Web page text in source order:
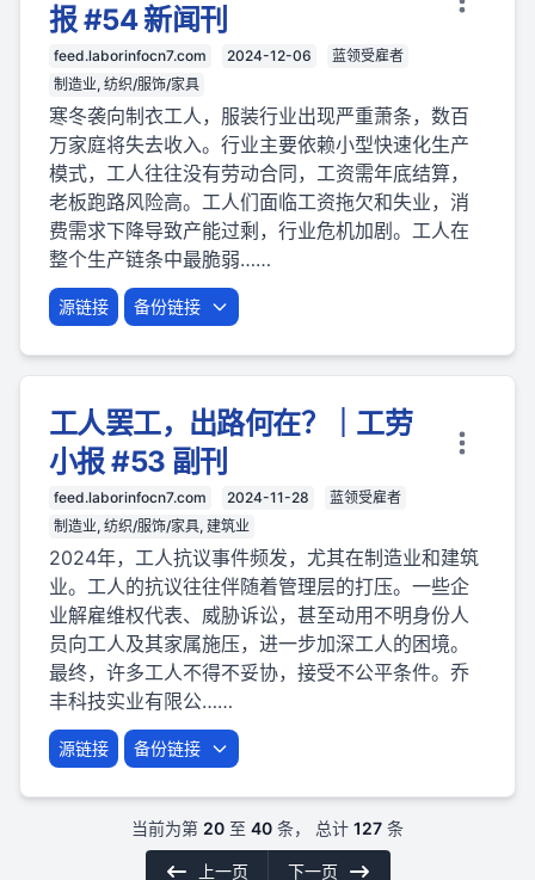
报 #54 新闻刊
feed.laborinfocn7.com 2024-12-06
蓝领受雇者
制造业, 纺织/服饰/家具
寒冬袭向制衣工人，服装行业出现严重萧条，数百
万家庭将失去收入。行业主要依赖小型快速化生产
模式，工人往往没有劳动合同，工资需年底结算，
老板跑路风险高。工人们面临工资拖欠和失业，消
费需求下降导致产能过剩，行业危机加剧。工人在
整个生产链条中最脆弱……
源链接 备份链接
工人罢工，出路何在？｜工劳
小报 #53 副刊
feed.laborinfocn7.com 2024-11-28
蓝领受雇者
制造业, 纺织/服饰/家具, 建筑业
2024年，工人抗议事件频发，尤其在制造业和建筑
业。工人的抗议往往伴随着管理层的打压。一些企
业解雇维权代表、威胁诉讼，甚至动用不明身份人
员向工人及其家属施压，进一步加深工人的困境。
最终，许多工人不得不妥协，接受不公平条件。乔
丰科技实业有限公……
源链接 备份链接
当前为第 20 至 40 条， 总计 127 条
上一页 下一页